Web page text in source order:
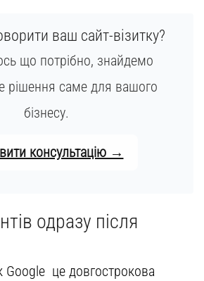
ваш сайт-візитку?
що потрібно, знайдемо
рішення саме для вашого
бізнесу.
консультацію →
одразу після
Google це довгострокова